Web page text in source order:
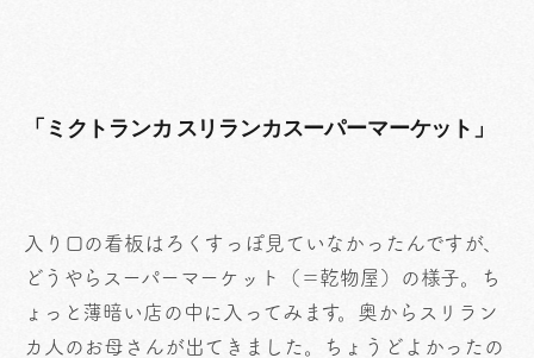
「ミクトランカ スリランカスーパーマーケット」
入り口の看板はろくすっぽ見ていなかったんですが、
どうやらスーパーマーケット（＝乾物屋）の様子。ち
ょっと薄暗い店の中に入ってみます。奥からスリラン
カ人のお母さんが出てきました。ちょうどよかったの